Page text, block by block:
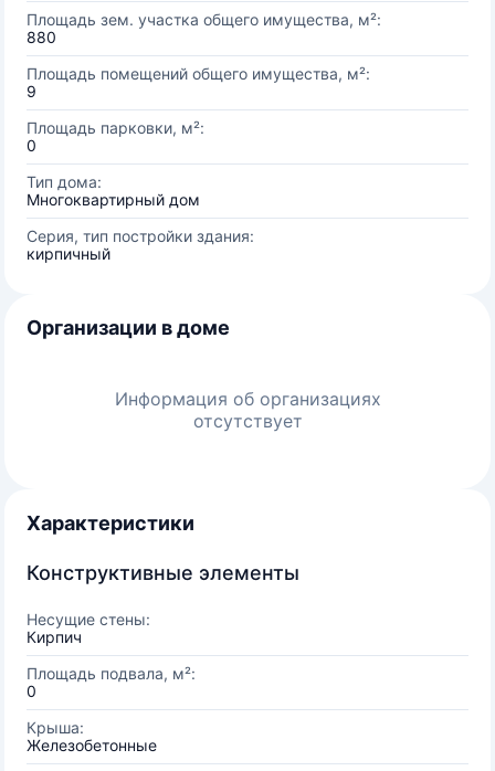
Площадь зем. участка общего имущества, м²:
880
Площадь помещений общего имущества, м²:
9
Площадь парковки, м²:
0
Тип дома:
Многоквартирный дом
Серия, тип постройки здания:
кирпичный
Организации в доме
Информация об организациях
отсутствует
Характеристики
Конструктивные элементы
Несущие стены:
Кирпич
Площадь подвала, м²:
0
Крыша:
Железобетонные